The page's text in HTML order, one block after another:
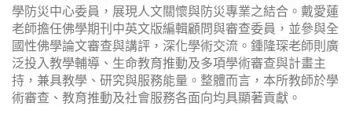
學防災中心委員，展現人文關懷與防災專業之結合。戴愛蓮
老師擔任佛學期刊中英文版編輯顧問與審查委員，並參與全
國性佛學論文審查與講評，深化學術交流。鍾隆琛老師則廣
泛投入教學輔導、生命教育推動及多項學術審查與計畫主
持，兼具教學、研究與服務能量。整體而言，本所教師於學
術審查、教育推動及社會服務各面向均具顯著貢獻。